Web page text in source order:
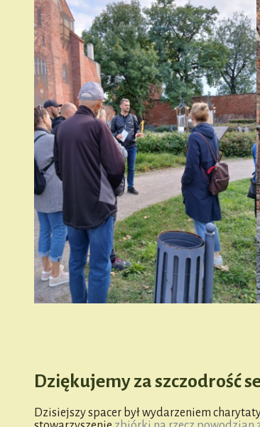
Dziękujemy za szczodrość
Dzisiejszy spacer był wydarzeniem